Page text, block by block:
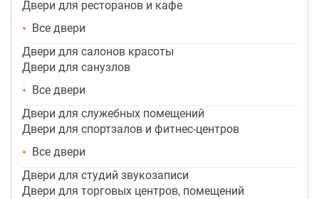
Двери для ресторанов и кафе
Все двери
Двери для салонов красоты
Двери для санузлов
Все двери
Двери для служебных помещений
Двери для спортзалов и фитнес-центров
Все двери
Двери для студий звукозаписи
Двери для торговых центров, помещений